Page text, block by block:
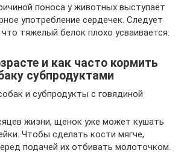
поноса у животных выступает
употребление сердечек. Следует
тяжелый белок плохо усваивается.
и как часто кормить
субпродуктами
и субпродукты с говядиной
жизни, щенок уже может кушать
Чтобы сделать кости мягче,
подачей их отбивать молоточком.